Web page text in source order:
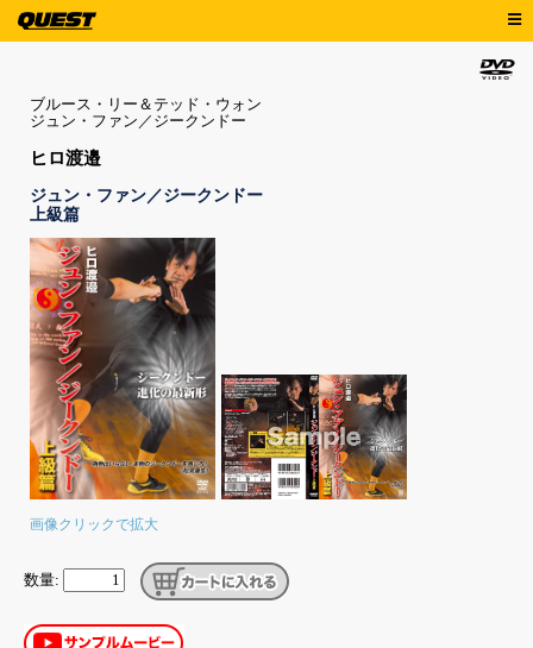
ブルース・リー＆テッド・ウォン
ジュン・ファン／ジークンドー
ヒロ渡邉
ジュン・ファン／ジークンドー
上級篇
画像クリックで拡大
数量: